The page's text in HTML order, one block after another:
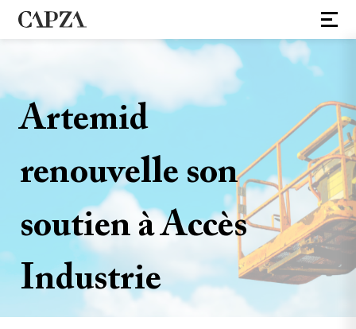
Artemid
renouvelle son
soutien à Accès
Industrie